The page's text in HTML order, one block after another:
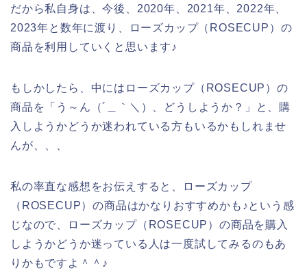
だから私自身は、今後、2020年、2021年、2022年、
2023年と数年に渡り、ローズカップ（ROSECUP）の
商品を利用していくと思います♪
もしかしたら、中にはローズカップ（ROSECUP）の
商品を「う～ん（´＿｀＼）、どうしようか？」と、購
入しようかどうか迷われている方もいるかもしれませ
んが、、、
私の率直な感想をお伝えすると、ローズカップ
（ROSECUP）の商品はかなりおすすめかも♪という感
じなので、ローズカップ（ROSECUP）の商品を購入
しようかどうか迷っている人は一度試してみるのもあ
りかもですよ＾＾♪